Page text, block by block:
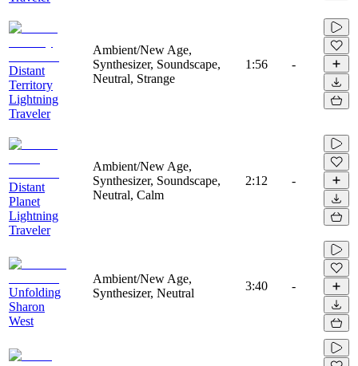
Distant
Territory
Lightning
Traveler
Ambient/New Age,
Synthesizer, Soundscape,
Neutral, Strange
1:56 -
Distant
Planet
Lightning
Traveler
Ambient/New Age,
Synthesizer, Soundscape,
Neutral, Calm
2:12 -
Unfolding
Sharon
West
Ambient/New Age,
Synthesizer, Neutral
3:40 -